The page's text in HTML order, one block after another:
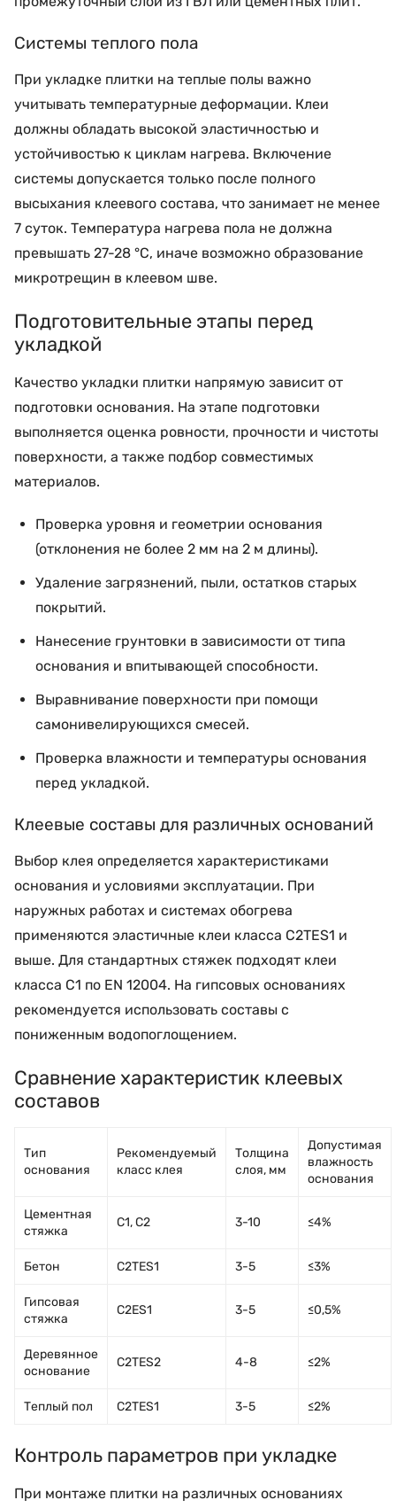
Системы теплого пола
При укладке плитки на теплые полы важно
учитывать температурные деформации. Клеи
должны обладать высокой эластичностью и
устойчивостью к циклам нагрева. Включение
системы допускается только после полного
высыхания клеевого состава, что занимает не менее
7 суток. Температура нагрева пола не должна
превышать 27-28 °C, иначе возможно образование
микротрещин в клеевом шве.
Подготовительные этапы перед
укладкой
Качество укладки плитки напрямую зависит от
подготовки основания. На этапе подготовки
выполняется оценка ровности, прочности и чистоты
поверхности, а также подбор совместимых
материалов.
Проверка уровня и геометрии основания
(отклонения не более 2 мм на 2 м длины).
Удаление загрязнений, пыли, остатков старых
покрытий.
Нанесение грунтовки в зависимости от типа
основания и впитывающей способности.
Выравнивание поверхности при помощи
самонивелирующихся смесей.
Проверка влажности и температуры основания
перед укладкой.
Клеевые составы для различных оснований
Выбор клея определяется характеристиками
основания и условиями эксплуатации. При
наружных работах и системах обогрева
применяются эластичные клеи класса C2TES1 и
выше. Для стандартных стяжек подходят клеи
класса C1 по EN 12004. На гипсовых основаниях
рекомендуется использовать составы с
пониженным водопоглощением.
Сравнение характеристик клеевых
составов
Тип
основания
Рекомендуемый
класс клея
Толщина
слоя, мм
Допустимая
влажность
основания
Цементная
стяжка
C1, C2 3-10 ≤4%
Бетон C2TES1 3-5 ≤3%
Гипсовая
стяжка
C2ES1 3-5 ≤0,5%
Деревянное
основание
C2TES2 4-8 ≤2%
Теплый пол C2TES1 3-5 ≤2%
Контроль параметров при укладке
При монтаже плитки на различных основаниях